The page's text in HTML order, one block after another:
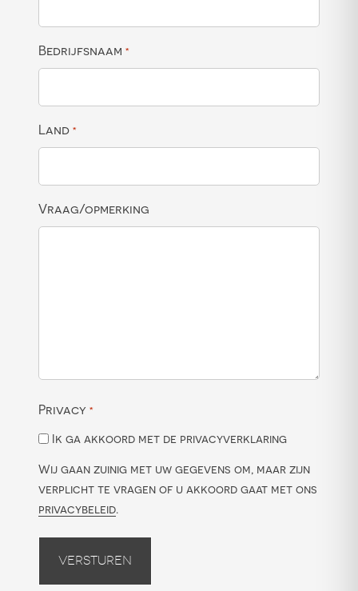
Bedrijfsnaam *
Land *
Vraag/opmerking
Privacy *
Ik ga akkoord met de privacyverklaring
Wij gaan zuinig met uw gegevens om, maar zijn
verplicht te vragen of u akkoord gaat met ons
privacybeleid.
Versturen